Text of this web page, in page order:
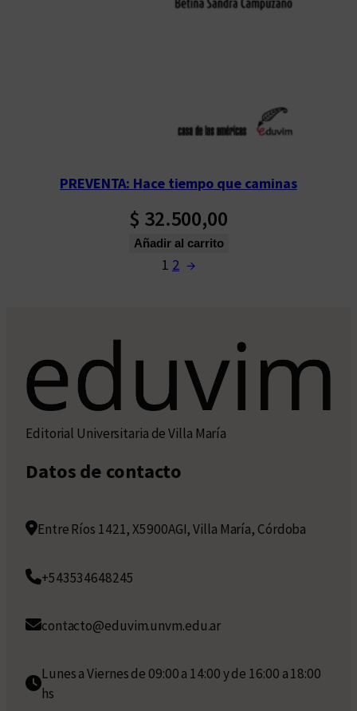
PREVENTA: Hace tiempo que caminas
$ 32.500,00
Añadir al carrito
1 2 →
Editorial Universitaria de Villa María
Datos de contacto
Entre Ríos 1421, X5900AGI, Villa María, Córdoba
+543534648245
contacto@eduvim.unvm.edu.ar
Lunes a Viernes de 09:00 a 14:00 y de 16:00 a 18:00
hs